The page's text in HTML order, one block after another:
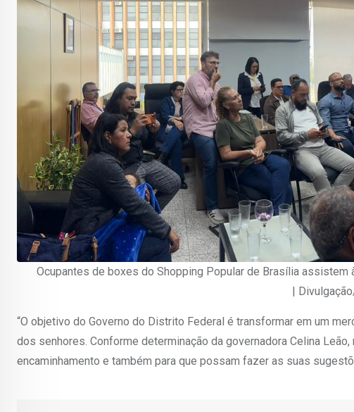
Ocupantes de boxes do Shopping Popular de Brasília
|
“O objetivo do Governo do Distrito Federal é transformar em um
dos senhores. Conforme determinação da governadora Celina
encaminhamento e também para que possam fazer as suas